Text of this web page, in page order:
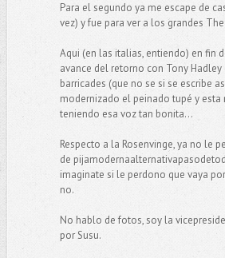
Para el segundo ya me escape de
vez) y fue para ver a los grandes The
Aqui (en las italias, entiendo) en fin
avance del retorno con Tony
barricades (que no se si se escribe
modernizado el peinado tupé y esta
teniendo esa voz tan bonita...
Respecto a la Rosenvinge, ya no le
de
imaginate si le perdono que vaya
no.
No hablo de fotos, soy la
por Susu.